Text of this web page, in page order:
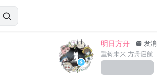
明日方舟
发
重铸未来 方舟启航